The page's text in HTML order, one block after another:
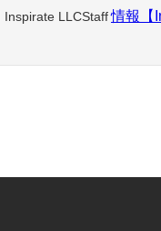
Inspirate LLCStaff 情報【